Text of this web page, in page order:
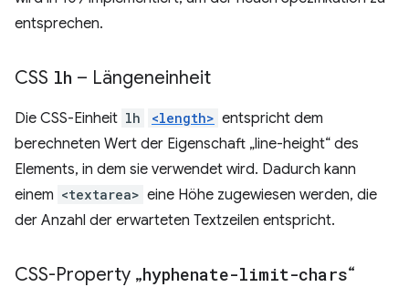
entsprechen.
CSS lh – Längeneinheit
Die CSS-Einheit lh <length> entspricht dem
berechneten Wert der Eigenschaft „line-height“ des
Elements, in dem sie verwendet wird. Dadurch kann
einem <textarea> eine Höhe zugewiesen werden, die
der Anzahl der erwarteten Textzeilen entspricht.
CSS-Property „hyphenate-limit-chars“